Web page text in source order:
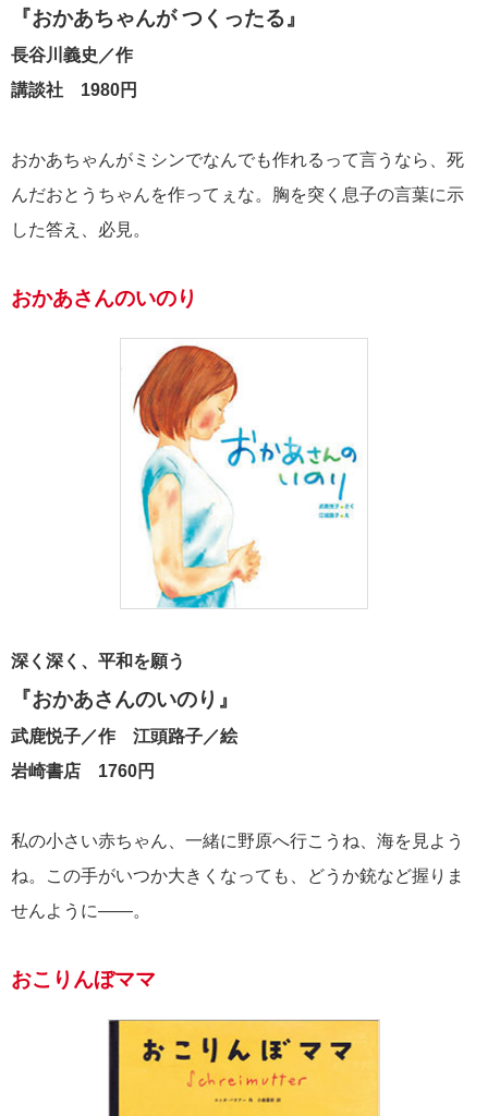
『おかあちゃんが つくったる』
長谷川義史／作
講談社 1980円
おかあちゃんがミシンでなんでも作れるって言うなら、死
んだおとうちゃんを作ってぇな。胸を突く息子の言葉に示
した答え、必見。
おかあさんのいのり
深く深く、平和を願う
『おかあさんのいのり』
武鹿悦子／作 江頭路子／絵
岩崎書店 1760円
私の小さい赤ちゃん、一緒に野原へ行こうね、海を見よう
ね。この手がいつか大きくなっても、どうか銃など握りま
せんように——。
おこりんぼママ